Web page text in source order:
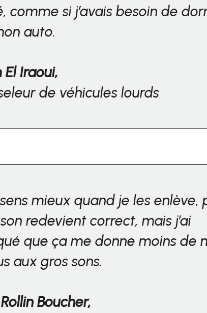
comme si j’avais besoin de
auto.
El Iraoui,
de véhicules lourds
mieux quand je les enlève,
redevient correct, mais j’ai
que ça me donne moins de
aux gros sons.
Boucher,